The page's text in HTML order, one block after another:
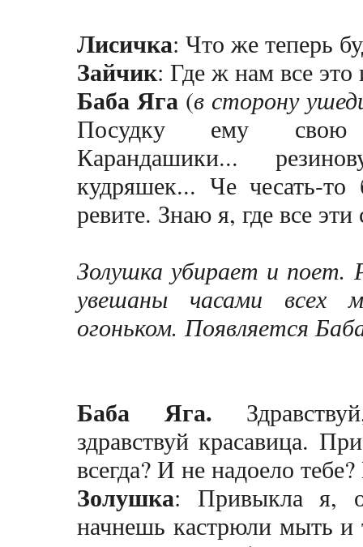
Лисичка: Что же теперь
Зайчик: Где ж нам все это
Баба Яга (в сторону
Посудку ему свою
Карандашики...
кудряшек... Че чесать-
ревите. Знаю я, где все
Золушка убирает и поет.
увешаны часами всех
огоньком. Появляется
Баба Яга.
здравствуй красавица.
всегда? И не надоело
Золушка: Привыкла я,
начнешь кастрюли мыть и